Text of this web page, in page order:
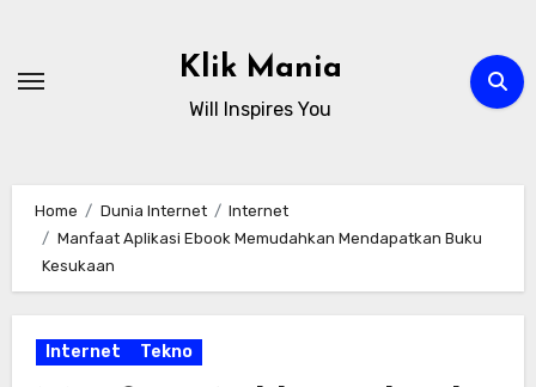
content
Klik Mania
Will Inspires You
Home Dunia Internet
Internet
Manfaat Aplikasi Ebook Memudahkan Mendapatkan Buku
Kesukaan
Internet Tekno